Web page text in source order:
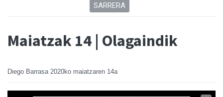
SARRERA
Maiatzak 14 | Olagaindik
Diego Barrasa 2020ko maiatzaren 14a